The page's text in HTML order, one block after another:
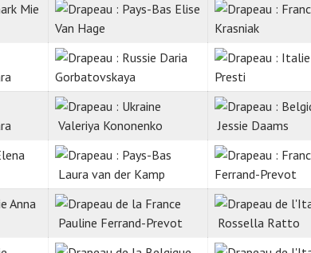
Mie
Elise
Van Hage
Krasniak
Daria
Gorbatovskaya
Presti
Valeriya Kononenko Jessie Daams
Laura van der Kamp
Ferrand-Prevot
Anna
Pauline Ferrand-Prevot Rossella Ratto